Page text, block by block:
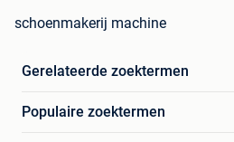
schoenmakerij machine
Gerelateerde zoektermen
Populaire zoektermen